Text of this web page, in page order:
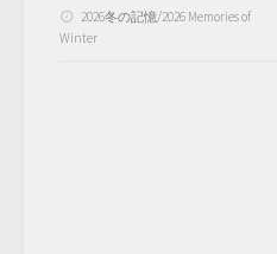
2026冬の記憶/2026 Memories of
Winter